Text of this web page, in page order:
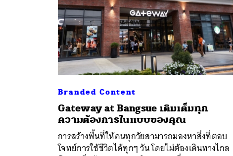
Branded Content
Gateway at Bangsue เติมเต็มทุก
ความต้องการในแบบของคุณ
การสร้างพื้นที่ให้คนทุกวัยสามารถมองหาสิ่งที่ตอบ
โจทย์การใช้ชีวิตได้ทุกๆ วัน โดยไม่ต้องเดินทางไกล
ค้นหา